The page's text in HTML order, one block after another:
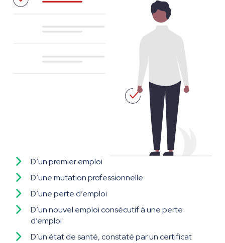
D’un premier emploi
D’une mutation professionnelle
D’une perte d’emploi
D’un nouvel emploi consécutif à une perte
d’emploi
D’un état de santé, constaté par un certificat